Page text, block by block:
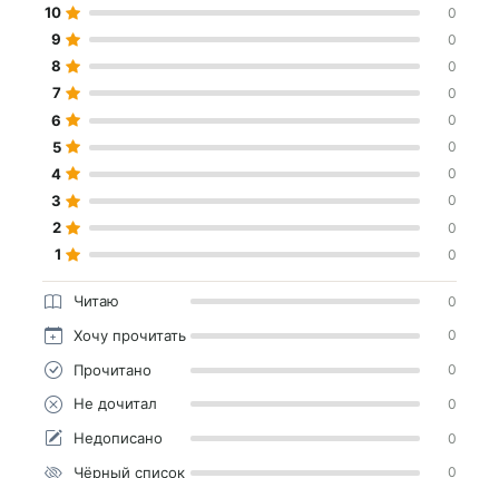
10 0
9 0
8 0
7 0
6 0
5 0
4 0
3 0
2 0
1 0
Читаю 0
Хочу прочитать 0
Прочитано 0
Не дочитал 0
Недописано 0
Чёрный список 0